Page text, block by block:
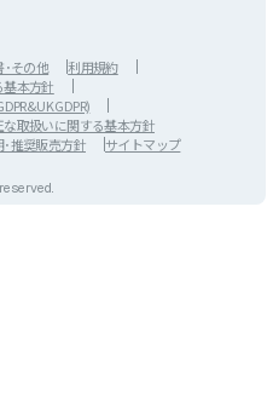
･その他
利用規約
本方針
GDPR)
取扱いに関する基本方針
推奨販売方針
サイトマップ